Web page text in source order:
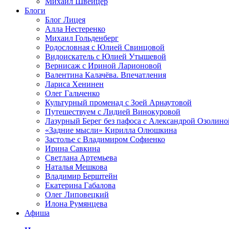
Блоги
Блог Лицея
Алла Нестеренко
Михаил Гольденберг
Родословная с Юлией Свинцовой
Видоискатель с Юлией Утышевой
Вернисаж с Ириной Ларионовой
Валентина Калачёва. Впечатления
Лариса Хенинен
Олег Гальченко
Культурный променад с Зоей Арнаутовой
Путешествуем с Лидией Винокуровой
Лазурный Берег без пафоса с Александрой
«Задние мысли» Кирилла Олюшкина
Застолье с Владимиром Софиенко
Ирина Савкина
Светлана Артемьева
Наталья Мешкова
Владимир Берштейн
Екатерина Габалова
Олег Липовецкий
Илона Румянцева
Афиша